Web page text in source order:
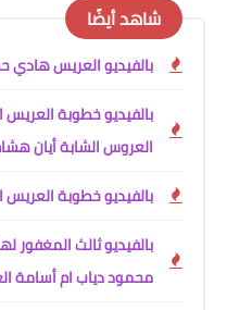
شاهد أيضًا
بالفيديو العريس
بالفيديو خطوبة
العروس الشابة أيان
بالفيديو خطوبة
بالفيديو ثالث المغفور
محمود دياب ام أسامة